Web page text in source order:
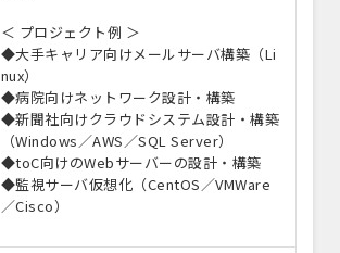
＜ プロジェクト例 ＞
◆大手キャリア向けメールサーバ構築（Li
nux）
◆病院向けネットワーク設計・構築
◆新聞社向けクラウドシステム設計・構築
（Windows／AWS／SQL Server）
◆toC向けのWebサーバーの設計・構築
◆監視サーバ仮想化（CentOS／VMWare
／Cisco）